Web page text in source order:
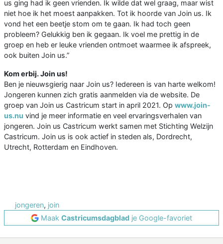
us ging had ik geen vrienden. Ik wilde dat wel graag, maar wist
niet hoe ik het moest aanpakken. Tot ik hoorde van Join us. Ik
vond het een beetje stom om te gaan. Ik had toch geen
probleem? Gelukkig ben ik gegaan. Ik voel me prettig in de
groep en heb er leuke vrienden ontmoet waarmee ik afspreek,
ook buiten Join us.”
Kom erbij. Join us!
Ben je nieuwsgierig naar Join us? Iedereen is van harte welkom!
Jongeren kunnen zich gratis aanmelden via de website. De
groep van Join us Castricum start in april 2021. Op www.join-
us.nu vind je meer informatie en veel ervaringsverhalen van
jongeren. Join us Castricum werkt samen met Stichting Welzijn
Castricum. Join us is ook actief in steden als, Dordrecht,
Utrecht, Rotterdam en Eindhoven.
jongeren, join
Maak Castricumsdagblad je Google-favoriet